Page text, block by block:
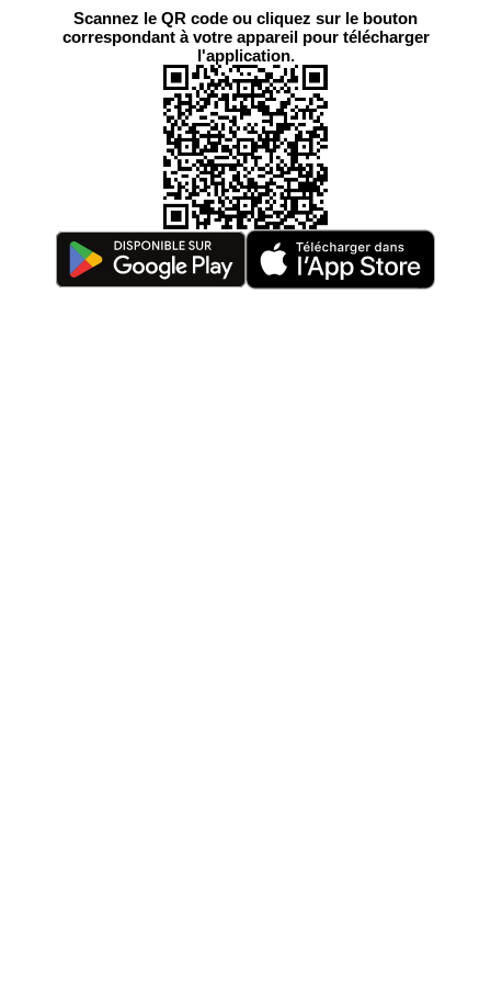
Scannez le QR code ou cliquez sur le bouton
correspondant à votre appareil pour télécharger
l'application.